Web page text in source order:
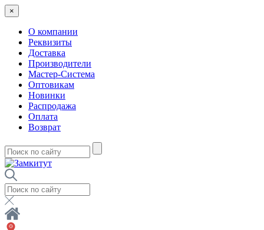
×
О компании
Реквизиты
Доставка
Производители
Мастер-Система
Оптовикам
Новинки
Распродажа
Оплата
Возврат